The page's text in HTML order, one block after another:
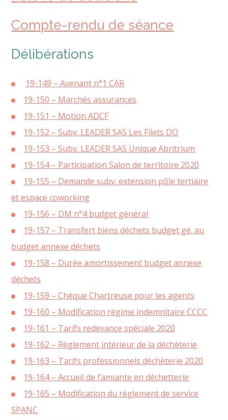
Compte-rendu de séance
Délibérations
19-149 – Avenant n°1 CAR
19-150 – Marchés assurances
19-151 – Motion ADCF
19-152 – Subv. LEADER SAS Les Filets DO
19-153 – Subv. LEADER SAS Unique Abritrium
19-154 – Participation Salon de territoire 2020
19-155 – Demande subv. extension pôle tertiaire
et espace coworking
19-156 – DM n°4 budget général
19-157 – Transfert biens déchets budget gé. au
budget annexe déchets
19-158 – Durée amortissement budget annexe
déchets
19-159 – Chèque Chartreuse pour les agents
19-160 – Modification régime indemnitaire CCCC
19-161 – Tarifs redevance spéciale 2020
19-162 – Règlement intérieur de la déchèterie
19-163 – Tarifs professionnels déchèterie 2020
19-164 – Accueil de l’amiante en déchetterie
19-165 – Modification du règlement de service
SPANC